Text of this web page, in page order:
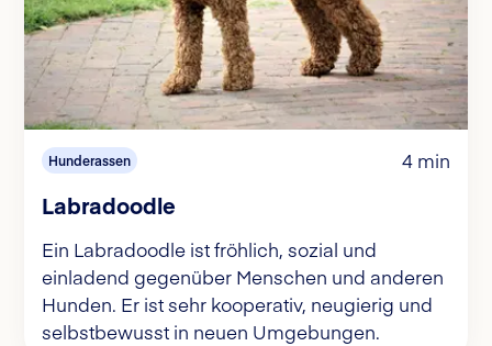
Hunderassen 4 min
Labradoodle
Ein Labradoodle ist fröhlich, sozial und
einladend gegenüber Menschen und anderen
Hunden. Er ist sehr kooperativ, neugierig und
selbstbewusst in neuen Umgebungen.